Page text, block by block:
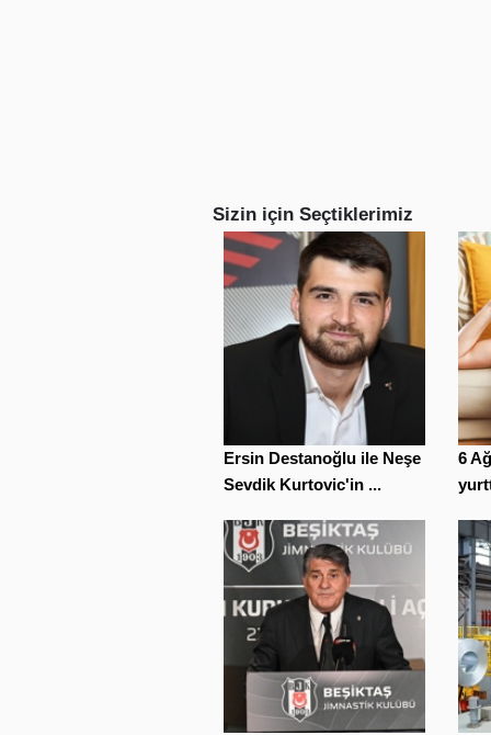
Sizin için Seçtiklerimiz
Ersin Destanoğlu ile Neşe
Sevdik Kurtovic'in ...
6